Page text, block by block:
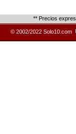
** Precios
© 2002/2022 Solo10.com